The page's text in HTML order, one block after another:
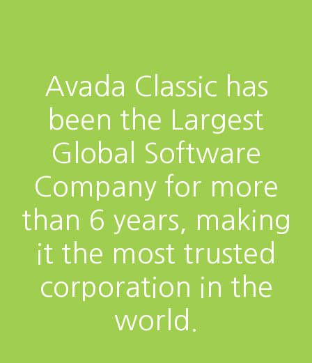
Avada Classic has
been the Largest
Global Software
Company for more
than 6 years, making
it the most trusted
corporation in the
world.